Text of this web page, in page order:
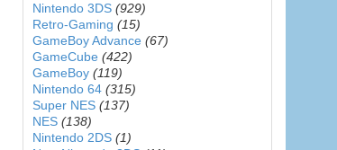
Nintendo 3DS (929)
Retro-Gaming (15)
GameBoy Advance (67)
GameCube (422)
GameBoy (119)
Nintendo 64 (315)
Super NES (137)
NES (138)
Nintendo 2DS (1)